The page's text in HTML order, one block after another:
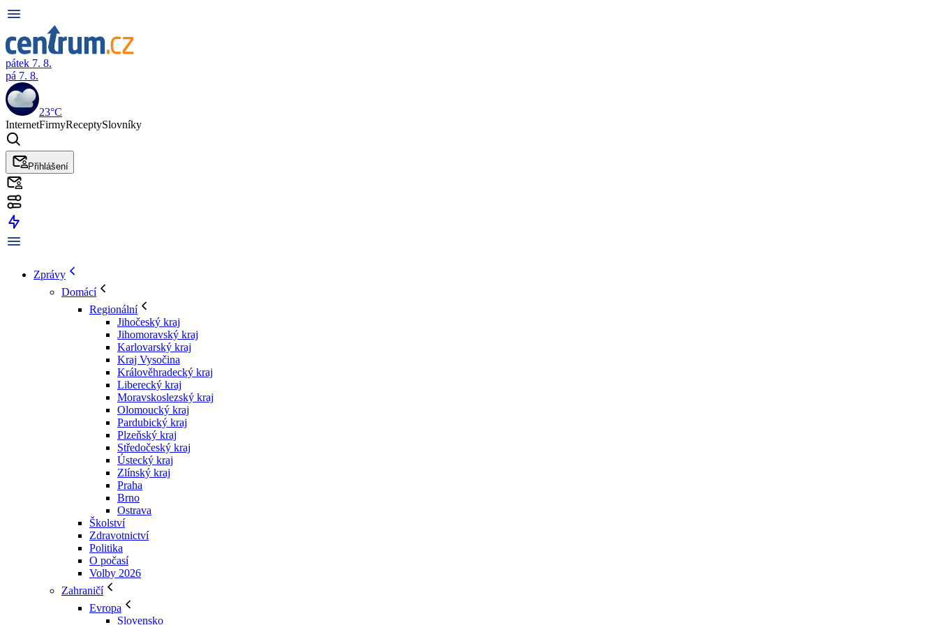
pátek 7. 8.
pá 7. 8.
23°C
InternetFirmyReceptySlovníky
Přihlášení
Zprávy
Domácí
Regionální
Jihočeský kraj
Jihomoravský kraj
Karlovarský kraj
Kraj Vysočina
Králověhradecký kraj
Liberecký kraj
Moravskoslezský kraj
Olomoucký kraj
Pardubický kraj
Plzeňský kraj
Středočeský kraj
Ústecký kraj
Zlínský kraj
Praha
Brno
Ostrava
Školství
Zdravotnictví
Politika
O počasí
Volby 2026
Zahraničí
Evropa
Slovensko